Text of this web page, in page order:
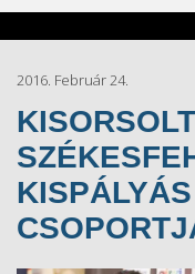
2016. Február 24.